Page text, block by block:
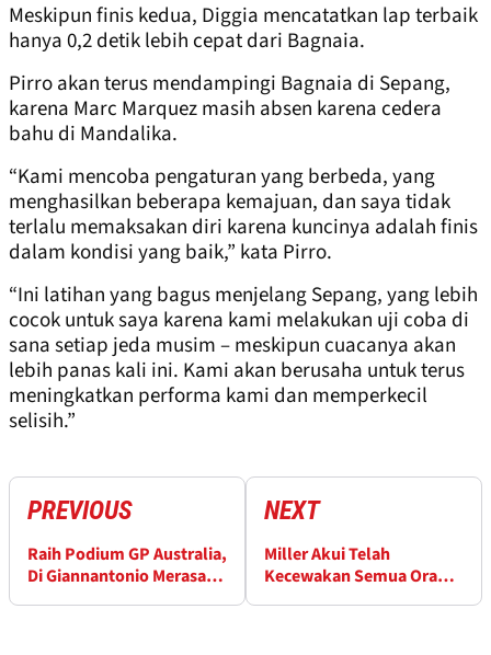
Meskipun finis kedua, Diggia mencatatkan lap terbaik
hanya 0,2 detik lebih cepat dari Bagnaia.
Pirro akan terus mendampingi Bagnaia di Sepang,
karena Marc Marquez masih absen karena cedera
bahu di Mandalika.
“Kami mencoba pengaturan yang berbeda, yang
menghasilkan beberapa kemajuan, dan saya tidak
terlalu memaksakan diri karena kuncinya adalah finis
dalam kondisi yang baik,” kata Pirro.
“Ini latihan yang bagus menjelang Sepang, yang lebih
cocok untuk saya karena kami melakukan uji coba di
sana setiap jeda musim – meskipun cuacanya akan
lebih panas kali ini. Kami akan berusaha untuk terus
meningkatkan performa kami dan memperkecil
selisih.”
PREVIOUS
Raih Podium GP Australia,
Di Giannantonio Merasa
NEXT
Miller Akui Telah
Kecewakan Semua Orang